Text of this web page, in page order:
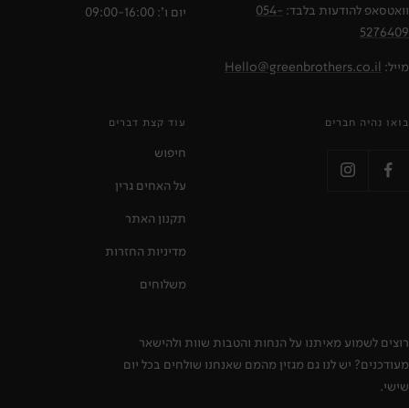
וואטסאפ להודעות בלבד: 054-
5276409
מייל: Hello@greenbrothers.co.il
יום ו': 09:00-16:00
בואו נהיה חברים עוד קצת דברים
חיפוש
על האחים גרין
תקנון האתר
מדיניות החזרות
משלוחים
רוצים לשמוע מאיתנו על הנחות והטבות שוות ולהישאר
מעודכנים? יש לנו גם מגזין מהמם שאנחנו שולחים בכל יום
שישי.